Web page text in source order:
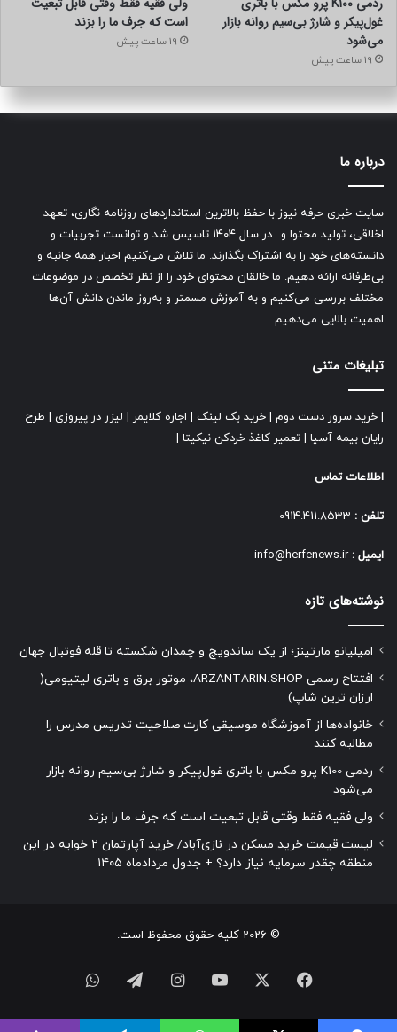
غول‌پیکر و شارژ بی‌سیم روانه بازار
می‌شود
19 ساعت پیش
است که جرف ما را بزند
19 ساعت پیش
درباره ما
سایت خبری حرفه نیوز با حفظ بالاترین استانداردهای روزنامه نگاری، تعهد
اخلاقی، تولید محتوا و.. در سال ۱۴۰۴ تاسیس شد و توانست تجربیات و
دانسته‌های خود را به اشتراک بگذارند. ما تلاش می‌کنیم اخبار همه جانبه و
بی‌طرفانه ارائه دهیم. ما خالقان محتوای خود را از نظر تخصص در موضوعات
مختلف بررسی می‌کنیم و به آموزش مسمتر و به‌روز ماندن دانش آن‌ها
اهمیت بالایی می‌دهیم.
تبلیغات متنی
خرید سرور دست دوم خرید بک لینک اجاره کلایمر لیزر در پیروزی
طرح
رایان بیمه آسیا
تعمیر کاغذ خردکن نیکیتا
اطلاعات تماس
تلفن :
ایمیل : info@herfenews.ir
نوشته‌های تازه
امیلیانو مارتینز؛ از یک ساندویچ و چمدان شکسته تا قله فوتبال جهان
افتتاح رسمی ARZANTARIN.SHOP، موتور برق و باتری لیتیومی(
ارزان ترین شاپ)
خانواده‌ها از آموزشگاه موسیقی کارت صلاحیت تدریس مدرس را
مطالبه کنند
ردمی K100 پرو مکس با باتری غول‌پیکر و شارژ بی‌سیم روانه بازار
می‌شود
ولی فقیه فقط وقتی قابل تبعیت است که جرف ما را بزند
لیست قیمت خرید مسکن در نازی‌آباد/ خرید آپارتمان ۲ خوابه در این
منطقه چقدر سرمایه نیاز دارد؟ + جدول مردادماه ۱۴۰۵
© 2026 کلیه حقوق محفوظ است.
فیسبوک ایکس یوتیوب اینستاگرامتلگرام
آپ